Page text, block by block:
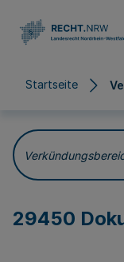
Startseite
Verkündungsbereich
29450